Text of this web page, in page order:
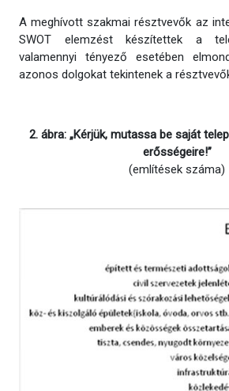
A meghívott szakmai résztvevők az
SWOT elemzést készítettek a
valamennyi tényező esetében
azonos dolgokat tekintenek a
2. ábra: „Kérjük, mutassa be saját
erősségeire!”
(említések száma)